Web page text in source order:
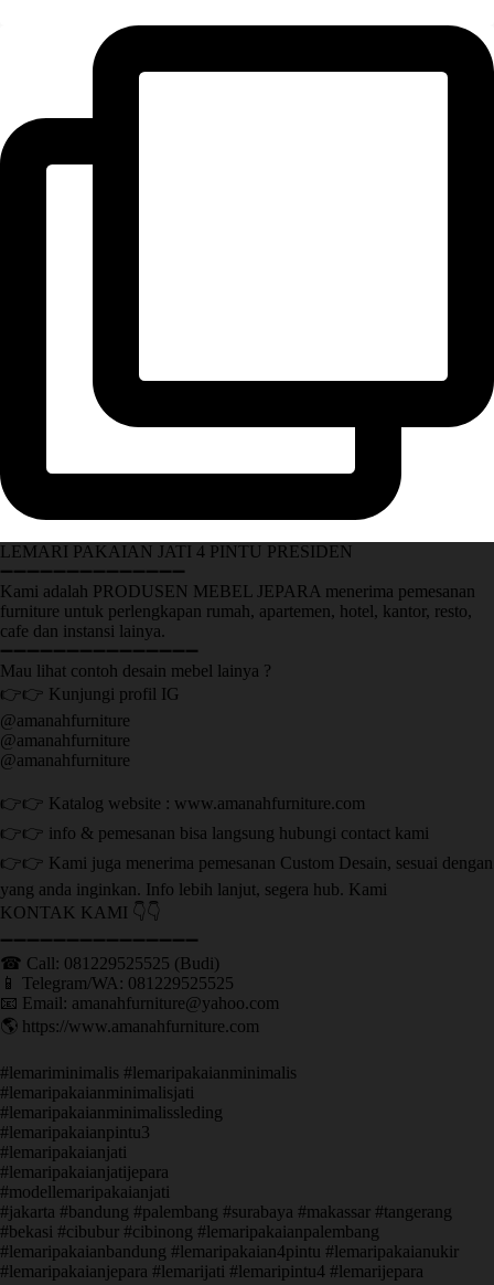
LEMARI PAKAIAN JATI 4 PINTU PRESIDEN
➖➖➖➖➖➖➖➖➖➖➖➖➖➖
Kami adalah PRODUSEN MEBEL JEPARA menerima pemesanan
furniture untuk perlengkapan rumah, apartemen, hotel, kantor, resto,
cafe dan instansi lainya.
➖➖➖➖➖➖➖➖➖➖➖➖➖➖➖
Mau lihat contoh desain mebel lainya ?
👉👉 Kunjungi profil IG
@amanahfurniture
@amanahfurniture
@amanahfurniture
👉👉 Katalog website : www.amanahfurniture.com
👉👉 info & pemesanan bisa langsung hubungi contact kami
👉👉 Kami juga menerima pemesanan Custom Desain, sesuai dengan
yang anda inginkan. Info lebih lanjut, segera hub. Kami
KONTAK KAMI 👇👇
➖➖➖➖➖➖➖➖➖➖➖➖➖➖➖ ㅤ
☎ Call: 081229525525 (Budi)
📱 Telegram/WA: 081229525525
📧 Email: amanahfurniture@yahoo.com
🌎 https://www.amanahfurniture.com
#lemariminimalis #lemaripakaianminimalis
#lemaripakaianminimalisjati
#lemaripakaianminimalissleding
#lemaripakaianpintu3
#lemaripakaianjati
#lemaripakaianjatijepara
#modellemaripakaianjati
#jakarta #bandung #palembang #surabaya #makassar #tangerang
#bekasi #cibubur #cibinong #lemaripakaianpalembang
#lemaripakaianbandung #lemaripakaian4pintu #lemaripakaianukir
#lemaripakaianjepara #lemarijati #lemaripintu4 #lemarijepara